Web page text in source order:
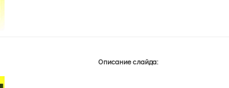
Описание слайда: